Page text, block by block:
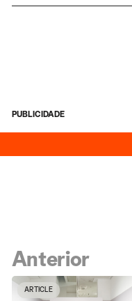
PUBLICIDADE
Anterior
ARTICLE